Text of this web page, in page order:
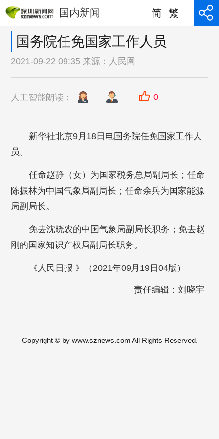
国内新闻 简 繁
国务院任免国家工作人员
2021-09-22 09:35 来源： 人民网
人工智能朗读： 0
新华社北京9月18日电国务院任免国家工作人
员。
任命赵静（女）为国家税务总局副局长；任命
陈振林为中国气象局副局长；任命余兵为国家能源
局副局长。
免去沈晓农的中国气象局副局长职务；免去赵
刚的国家知识产权局副局长职务。
《人民日报 》（2021年09月19日04版）
责任编辑：刘晓宇
Copyright © by www.sznews.com All Rights Reserved.